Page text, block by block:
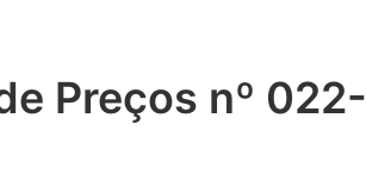
Preços nº 022-